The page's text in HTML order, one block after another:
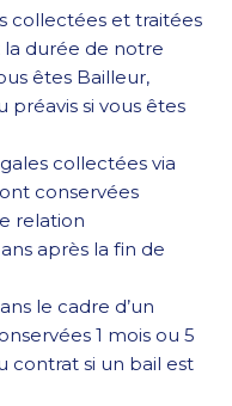
collectées et traitées
durée de notre
êtes Bailleur,
si vous êtes
collectées via
conservées
relation
après la fin de
le cadre d’un
1 mois ou 5
contrat si un bail est